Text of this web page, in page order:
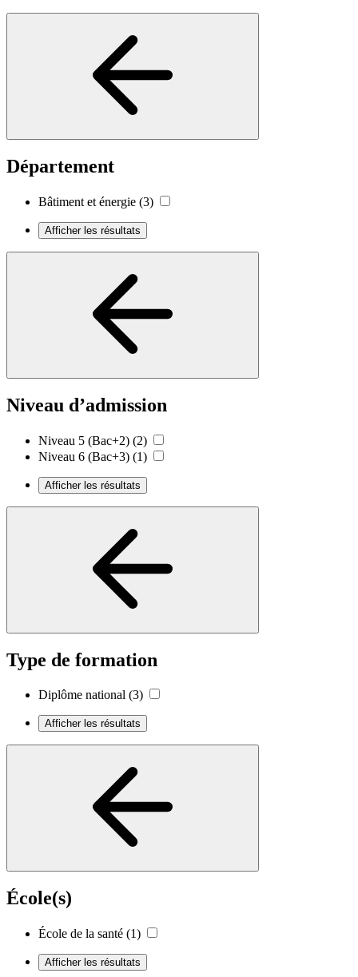
Département
Bâtiment et énergie (3)
Afficher les résultats
Niveau d’admission
Niveau 5 (Bac+2) (2)
Niveau 6 (Bac+3) (1)
Afficher les résultats
Type de formation
Diplôme national (3)
Afficher les résultats
École(s)
École de la santé (1)
Afficher les résultats